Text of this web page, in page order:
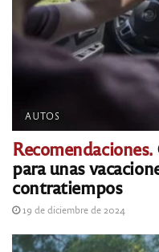
AUTOS
Recomendaciones.
para unas
contratiempos
19 de diciembre de 2024